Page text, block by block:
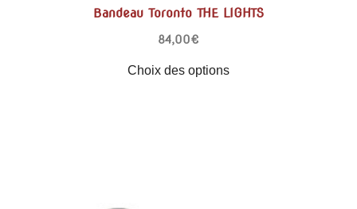
Bandeau Toronto THE LIGHTS
84,00€
Choix des options